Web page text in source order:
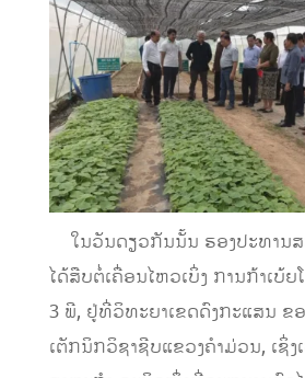
ໃນວັນດຽວກັນນັ້ນ ຮອງປະທານສ
ໄດ້ສືບຕໍ່ເຄື່ອນໄຫວເບິ່ງ ການກ້າເບ້ຍ
3 ພີ, ຢູ່ທີ່ວິທະຍາເຂດດົງກະແສນ ຂ
ເຕັກນິກວິຊາຊີບແຂວງຄໍາມ່ວນ, ເຊິ່ງ